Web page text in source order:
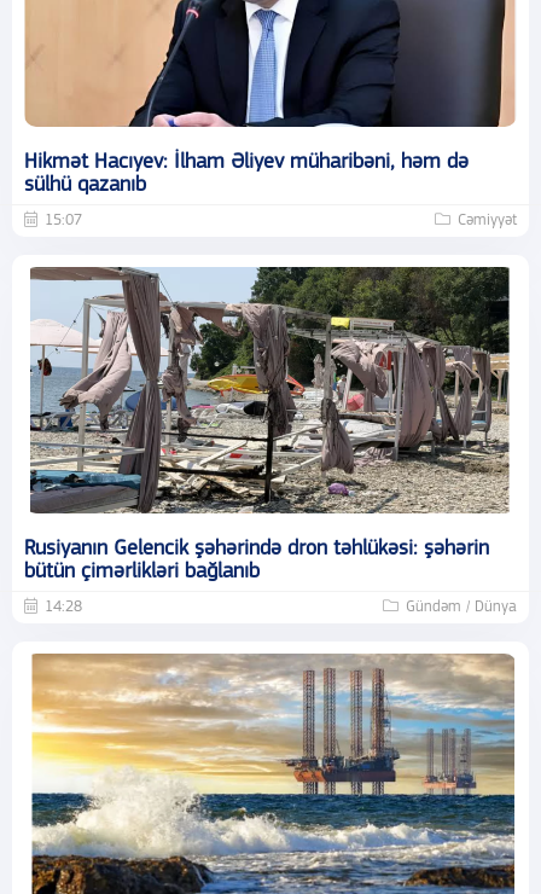
Hikmət Hacıyev: İlham Əliyev müharibəni, həm də
sülhü qazanıb
15:07 Cəmiyyət
Rusiyanın Gelencik şəhərində dron təhlükəsi: şəhərin
bütün çimərlikləri bağlanıb
14:28 Gündəm / Dünya